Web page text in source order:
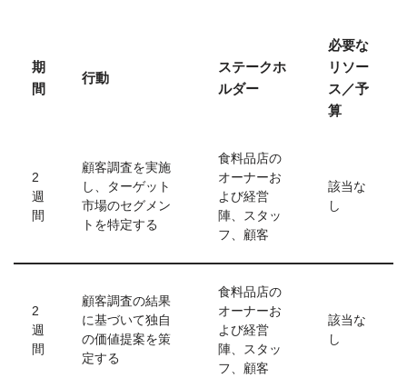
期
間
行動
ステークホ
ルダー
必要な
リソー
ス／予
算
2
週
間
顧客調査を実施
し、ターゲット
市場のセグメン
トを特定する
食料品店の
オーナーお
よび経営
陣、スタッ
フ、顧客
該当な
し
2
週
間
顧客調査の結果
に基づいて独自
の価値提案を策
定する
食料品店の
オーナーお
よび経営
陣、スタッ
フ、顧客
該当な
し